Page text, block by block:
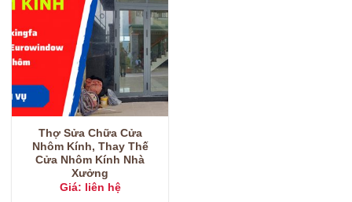
Thợ Sửa Chữa Cửa
Nhôm Kính, Thay Thế
Cửa Nhôm Kính Nhà
Xưởng
Giá: liên hệ